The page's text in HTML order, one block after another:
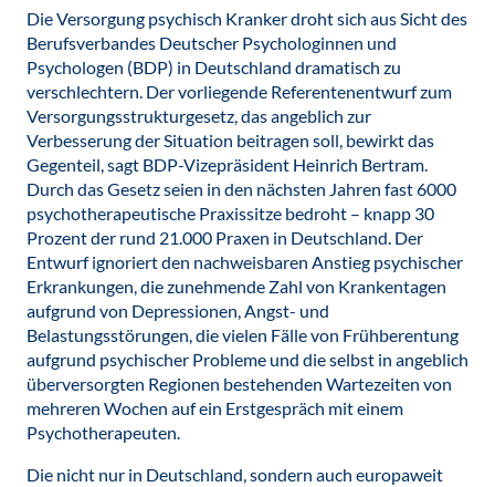
Die Versorgung psychisch Kranker droht sich aus Sicht des
Berufsverbandes Deutscher Psychologinnen und
Psychologen (BDP) in Deutschland dramatisch zu
verschlechtern. Der vorliegende Referentenentwurf zum
Versorgungsstrukturgesetz, das angeblich zur
Verbesserung der Situation beitragen soll, bewirkt das
Gegenteil, sagt BDP-Vizepräsident Heinrich Bertram.
Durch das Gesetz seien in den nächsten Jahren fast 6000
psychotherapeutische Praxissitze bedroht – knapp 30
Prozent der rund 21.000 Praxen in Deutschland. Der
Entwurf ignoriert den nachweisbaren Anstieg psychischer
Erkrankungen, die zunehmende Zahl von Krankentagen
aufgrund von Depressionen, Angst- und
Belastungsstörungen, die vielen Fälle von Frühberentung
aufgrund psychischer Probleme und die selbst in angeblich
überversorgten Regionen bestehenden Wartezeiten von
mehreren Wochen auf ein Erstgespräch mit einem
Psychotherapeuten.
Die nicht nur in Deutschland, sondern auch europaweit